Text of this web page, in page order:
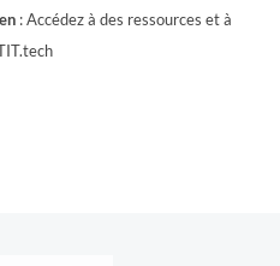
: Accédez à des ressources et à